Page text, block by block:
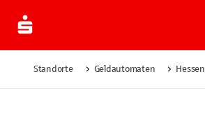
Standorte Geldautomaten Hessen